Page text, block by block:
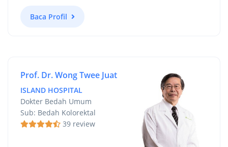
Baca Profil
Prof. Dr. Wong Twee Juat
ISLAND HOSPITAL
Dokter Bedah Umum
Sub: Bedah Kolorektal
39 review